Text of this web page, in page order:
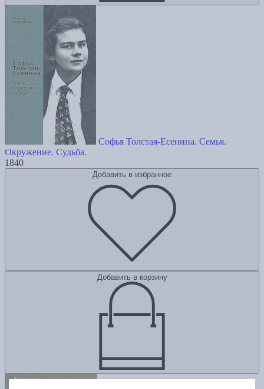
Софья Толстая-Есенина. Семья.
Окружение. Судьба.
1840
Добавить в избранное
Добавить в корзину